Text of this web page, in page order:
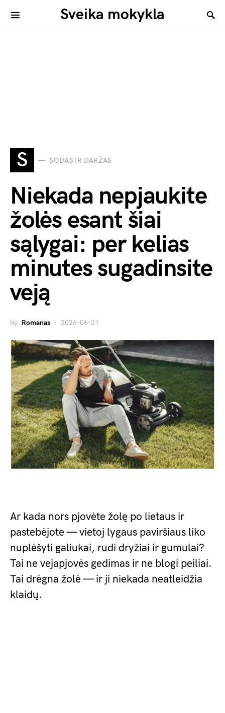
Sveika mokykla
S SODAS IR DARŽAS
Niekada nepjaukite
žolės esant šiai
sąlygai: per kelias
minutes sugadinsite
veją
by Romanas 2026-06-21
Ar kada nors pjovėte žolę po lietaus ir
pastebėjote — vietoj lygaus paviršiaus liko
nuplėšyti galiukai, rudi dryžiai ir gumulai?
Tai ne vejapjovės gedimas ir ne blogi peiliai.
Tai drėgna žolė — ir ji niekada neatleidžia
klaidų.